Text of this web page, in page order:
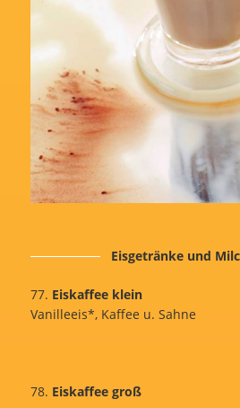
Eisgetränke und
77. Eiskaffee klein
Vanilleeis*, Kaffee u. Sahne
78. Eiskaffee groß